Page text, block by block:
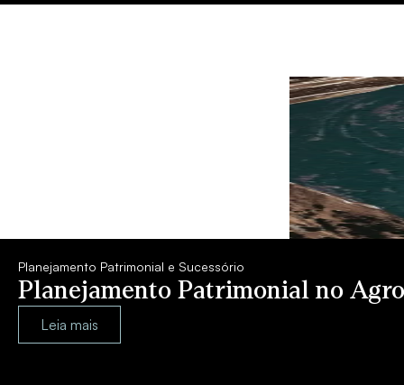
Planejamento Patrimonial e Sucessório
Planejamento Patrimonial no
Leia mais